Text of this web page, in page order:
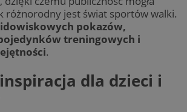
różnorodny jest świat sportów walki.
pokazów,
treningowych i
.
dla dzieci i